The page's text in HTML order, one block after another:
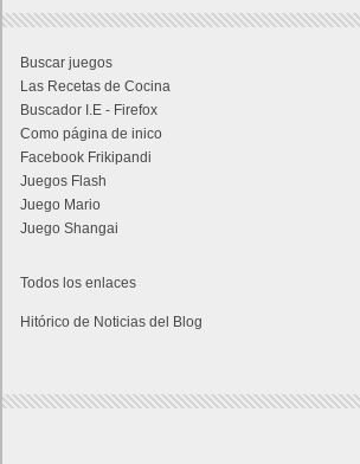
Buscar juegos
Las Recetas de Cocina
Buscador I.E - Firefox
Como página de inico
Facebook Frikipandi
Juegos Flash
Juego Mario
Juego Shangai
Todos los enlaces
Hitórico de Noticias del Blog